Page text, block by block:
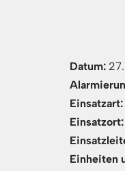
Datum:
Einsatzart:
Einsatzort:
Einheiten